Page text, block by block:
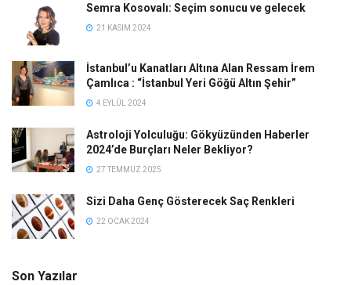
Semra Kosovalı: Seçim sonucu ve gelecek
21 KASIM 2024
İstanbul’u Kanatları Altına Alan Ressam İrem
Çamlıca : “İstanbul Yeri Göğü Altın Şehir”
4 EYLÜL 2024
Astroloji Yolculuğu: Gökyüzünden Haberler
2024’de Burçları Neler Bekliyor?
27 TEMMUZ 2025
Sizi Daha Genç Gösterecek Saç Renkleri
22 OCAK 2024
Son Yazılar